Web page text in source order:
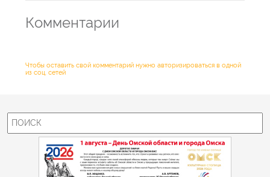
Комментарии
Чтобы оставить свой комментарий нужно авторизироваться в одной
из соц. сетей